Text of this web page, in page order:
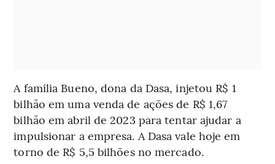
A família Bueno, dona da Dasa, injetou R$ 1
bilhão em uma venda de ações de R$ 1,67
bilhão em abril de 2023 para tentar ajudar a
impulsionar a empresa. A Dasa vale hoje em
torno de R$ 5,5 bilhões no mercado.